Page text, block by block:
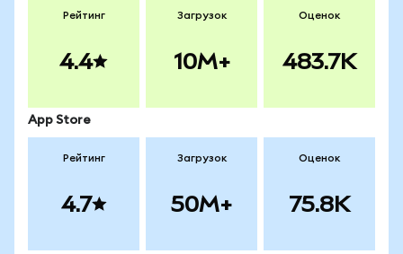
Рейтинг
4.4
Загрузок
10M+
Оценок
483.7K
App Store
Рейтинг
4.7
Загрузок
50M+
Оценок
75.8K